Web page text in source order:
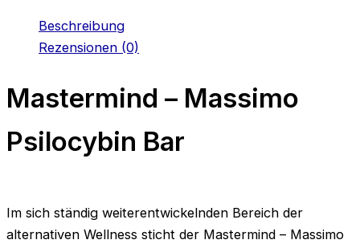
Beschreibung
Rezensionen (0)
Mastermind – Massimo
Psilocybin Bar
Im sich ständig weiterentwickelnden Bereich der
alternativen Wellness sticht der Mastermind – Massimo